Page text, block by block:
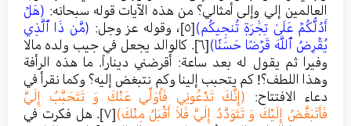
العالمين إلي وإلى أمثالي؟ من هذه الآيات قوله سبحانه: (هَلۡ
أَدُلُّكُمۡ عَلَىٰ تِجَٰرَةٖ تُنجِيكُم)[٥] ، وقوله عز وجل: (مَّن ذَا ٱلَّذِي
يُقۡرِضُ ٱللَّهَ قَرۡضًا حَسَنٗا)[٦]
. كالوالد يجعل في جيب ولده مالا
وفيرا ثم يقول له بعد ساعة: أقرضني ديناراً. ما هذه الرأفة
وهذا اللطف؟! كم يتحبب إلينا وكم نتبغض إليه؟ وكما نقرأ في
دعاء الافتتاح: (إِنَّكَ تَدْعُونِي فَأُوَلِّي عَنْكَ وَ تَتَحَبَّبُ إِلَيَّ
فَأَتَبَغَّضُ إِلَيْكَ وَ تَتَوَدَّدُ إِلَيَّ فَلاَ أَقْبَلُ مِنْكَ)[٧]
. هل فكرت في